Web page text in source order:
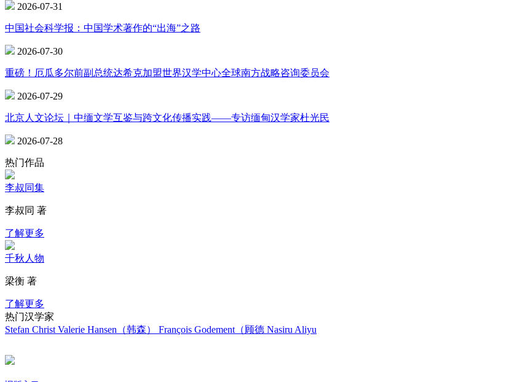
2026-07-31
中国社会科学报：中国学术著作的“出海”之路
2026-07-30
重磅！厄瓜多尔前副总统达希克加盟世界汉学中心全球南方战略咨询委员会
2026-07-29
北京人文论坛｜中缅文学互鉴与跨文化传播实践——专访缅甸汉学家杜光民
2026-07-28
热门作品
李叔同集
李叔同 著
了解更多
千秋人物
梁衡 著
了解更多
热门汉学家
Stefan Christ Valerie Hansen（韩森） François Godement（顾德 Nasiru Aliyu